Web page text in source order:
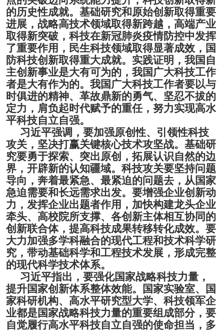
的历史性成就。基础研究和原始创新取得重要
进展，战略高技术领域取得新跨越，高端产业
取得新突破，科技在新冠肺炎疫情防控中发挥
了重要作用，民生科技领域取得显著成效，国
防科技创新取得重大成就。实践证明，我国自
主创新事业是大有可为的，我国广大科技工作
者是大有作为的。我国广大科技工作者要以与
时俱进的精神、革故鼎新的勇气、坚忍不拔的
定力，肩负起时代赋予的重任，努力实现高水
平科技自立自强。
习近平强调，要加强原创性、引领性科技
攻关，坚决打赢关键核心技术攻坚战。基础研
究要勇于探索、突出原创，拓展认识自然的边
界，开辟新的认知疆域。科技攻关要坚持问题
导向，奔着最紧急、最紧迫的问题去，从国家
急迫需要和长远需求出发。要增强企业创新动
力，发挥企业出题者作用，加快构建龙头企业
牵头、高校院所支撑、各创新主体相互协同的
创新联合体，提高科技成果转移转化成效。要
大力加强多学科融合的现代工程和技术科学研
究，带动基础科学和工程技术发展，形成完整
的现代科学技术体系。
习近平指出，要强化国家战略科技力量，
提升国家创新体系整体效能。
国家实验室、国
家科研机构、高水平研究型大学、科技领军企
业都是国家战略科技力量的重要组成部分，要
自觉履行高水平科技自立自强的使命担当，多